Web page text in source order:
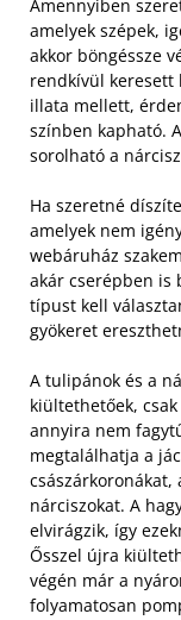
Amennyiben
amelyek szépek,
akkor böngéssze
rendkívül keresett
illata mellett,
színben kapható.
sorolható a
Ha szeretné
amelyek nem
webáruház
akár cserépben is
típust kell
gyökeret
A tulipánok és a
kiültethetőek,
annyira nem
megtalálhatja a
császárkoronákat,
nárciszokat. A
elvirágzik, így
Ősszel újra
végén már a
folyamatosan